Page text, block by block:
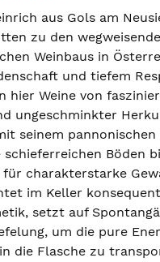
aus Gols am
zu den
Weinbaus in
und tiefem
hier Weine von
ungeschminkter
seinem
schieferreichen Böden
charakterstarke
im Keller
setzt auf
um die pure
die Flasche zu